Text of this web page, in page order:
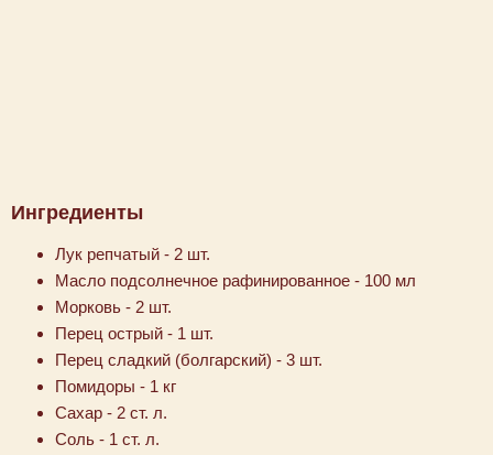
Ингредиенты
Лук репчатый - 2 шт.
Масло подсолнечное рафинированное - 100 мл
Морковь - 2 шт.
Перец острый - 1 шт.
Перец сладкий (болгарский) - 3 шт.
Помидоры - 1 кг
Сахар - 2 ст. л.
Соль - 1 ст. л.